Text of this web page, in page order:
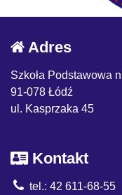
Adres
Szkoła Podstawowa
91-078 Łódź
ul. Kasprzaka 45
Kontakt
tel.: 42 611-68-55